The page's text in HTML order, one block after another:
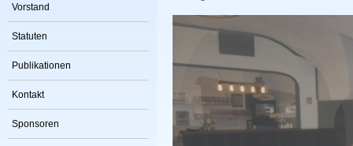
Vorstand
Statuten
Publikationen
Kontakt
Sponsoren